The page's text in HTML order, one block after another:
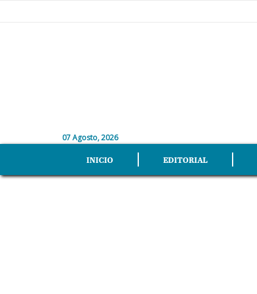
07 Agosto, 2026
INICIO EDITORIAL